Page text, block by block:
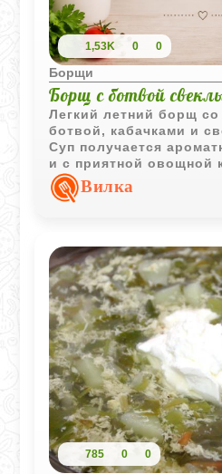
1,53K 0 0
Борщи
Борщ с ботвой
Легкий летний борщ со
ботвой, кабачками и
Суп получается
и с приятной овощной
Вилка
785 0 0